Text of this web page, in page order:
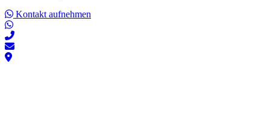
Kontakt aufnehmen